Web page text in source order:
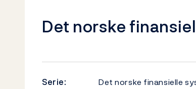
Det norske
Serie:
Det norske finansielle